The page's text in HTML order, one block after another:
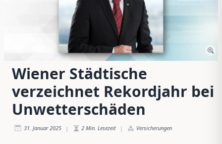
Wiener Städtische
verzeichnet Rekordjahr bei
Unwetterschäden
31. Januar 2025 | 2 Min. Lesezeit | Versicherungen